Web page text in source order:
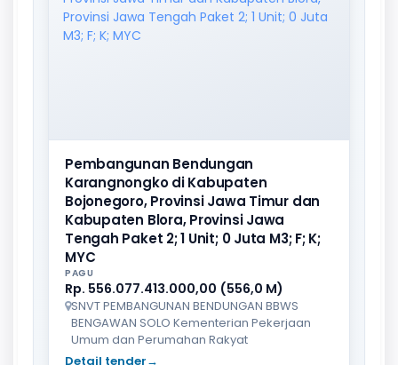
Pembangunan Bendungan
Karangnongko di Kabupaten
Bojonegoro, Provinsi Jawa Timur dan
Kabupaten Blora, Provinsi Jawa
Tengah Paket 2; 1 Unit; 0 Juta M3; F; K;
MYC
PAGU
Rp. 556.077.413.000,00 (556,0 M)
SNVT PEMBANGUNAN BENDUNGAN BBWS
BENGAWAN SOLO Kementerian Pekerjaan
Umum dan Perumahan Rakyat
Detail tender→